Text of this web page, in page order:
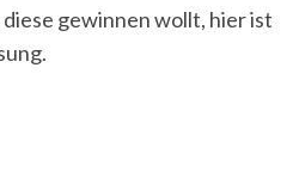
gewinnen wollt, hier ist